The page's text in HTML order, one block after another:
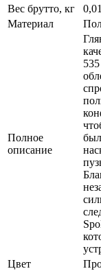
Вес брутто, кг
0,01
Материал
Полное
описание
Цвет